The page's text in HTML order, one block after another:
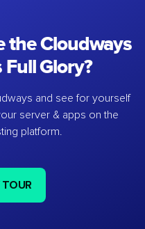
the Cloudways
Glory?
and see for yourself
server & apps on the
platform.